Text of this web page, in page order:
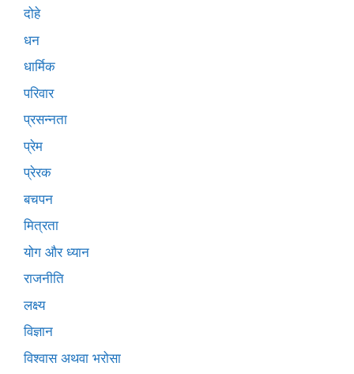
दोहे
धन
धार्मिक
परिवार
प्रसन्नता
प्रेम
प्रेरक
बचपन
मित्रता
योग और ध्यान
राजनीति
लक्ष्य
विज्ञान
विश्वास अथवा भरोसा